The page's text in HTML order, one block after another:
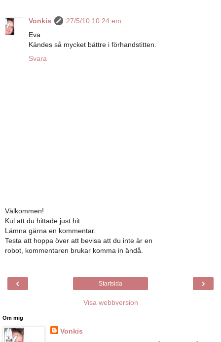
Vonkis
27/5/10 10:24 em
Eva
Kändes så mycket bättre i förhandstitten.
Svara
Välkommen!
Kul att du hittade just hit.
Lämna gärna en kommentar.
Testa att hoppa över att bevisa att du inte är en
robot, kommentaren brukar komma in ändå.
‹ ›
Startsida
Visa webbversion
Om mig
Vonkis